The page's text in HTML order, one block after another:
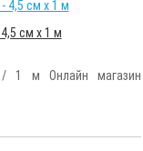
см х 1 м
1 м Онлайн магазин